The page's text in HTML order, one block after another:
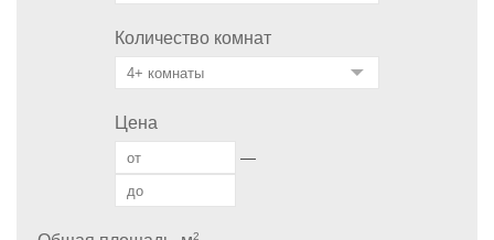
Количество комнат
Цена
—
2